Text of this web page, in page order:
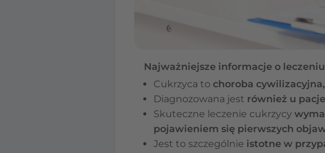
Najważniejsze informacje o
Cukrzyca to choroba
Diagnozowana jest również u
Skuteczne leczenie cukrzycy
pojawieniem się pierwszych
Jest to szczególnie istotne w